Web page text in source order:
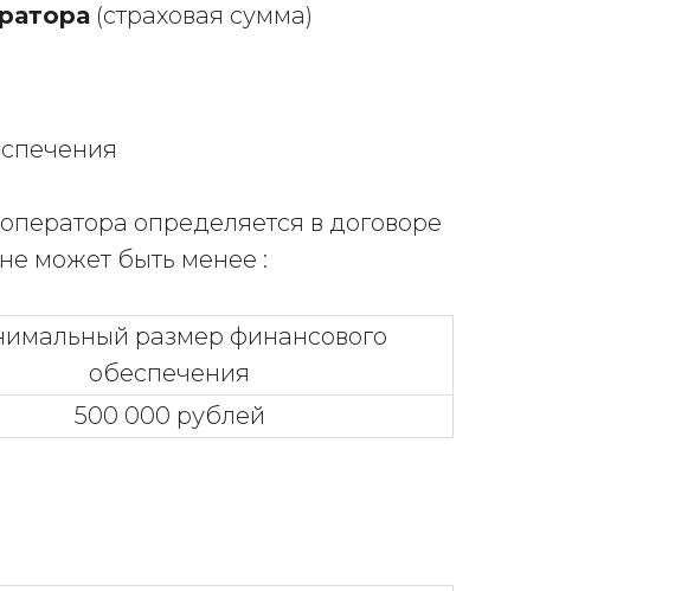
(страховая сумма)
определяется в договоре
может быть менее :
размер финансового
обеспечения
500 000 рублей